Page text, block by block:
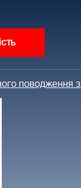
поводження